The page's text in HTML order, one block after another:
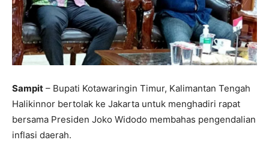
Sampit – Bupati Kotawaringin Timur, Kalimantan Tengah
Halikinnor bertolak ke Jakarta untuk menghadiri rapat
bersama Presiden Joko Widodo membahas pengendalian
inflasi daerah.